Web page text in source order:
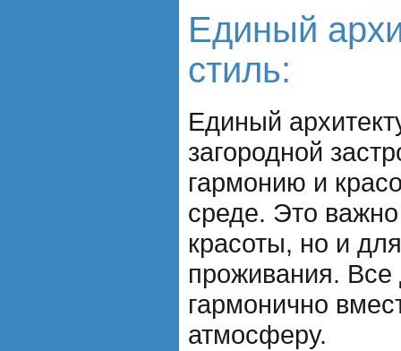
Единый
стиль:
Единый
загородной
гармонию и
среде. Это
красоты, но и
проживания.
гармонично
атмосферу.